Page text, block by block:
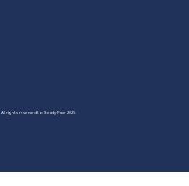
All rights reserved to Steady Pace 2025